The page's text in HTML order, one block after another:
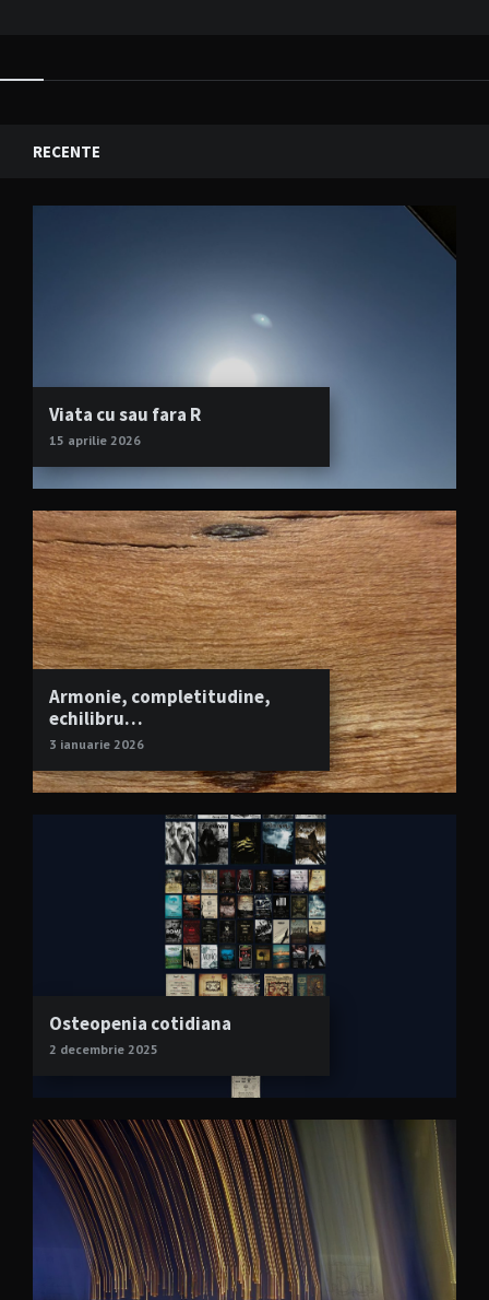
RECENTE
Viata cu sau fara R
15 aprilie 2026
Armonie, completitudine,
echilibru…
3 ianuarie 2026
Osteopenia cotidiana
2 decembrie 2025